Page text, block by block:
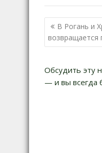
по
записям
В Рогань и
возвращается
Обсудить эту
— и вы всегда